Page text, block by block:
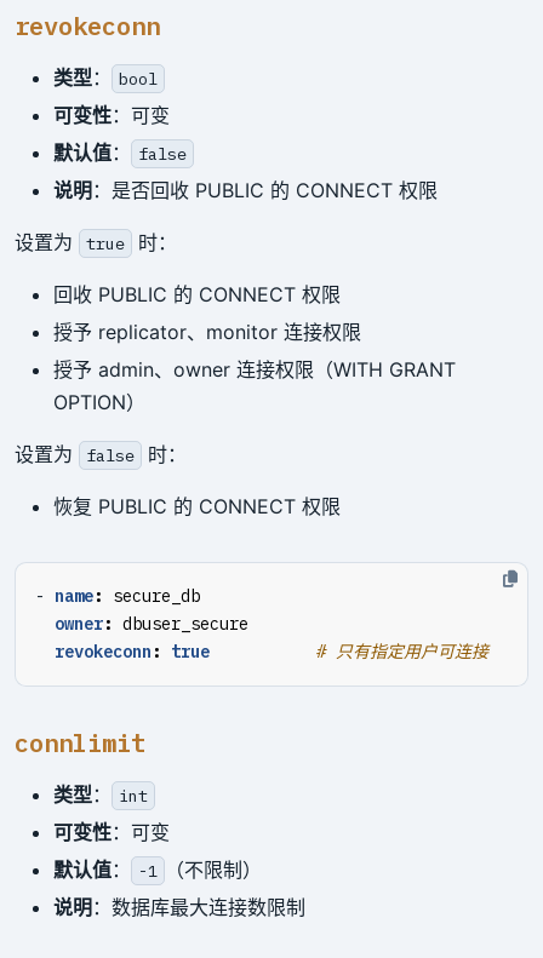
revokeconn
类型 ： bool
可变性：可变
默认值： false
说明：是否回收 PUBLIC 的 CONNECT 权限
设置为 true 时：
回收 PUBLIC 的 CONNECT 权限
授予 replicator、monitor 连接权限
授予 admin、owner 连接权限（WITH GRANT
OPTION）
设置为 false 时：
恢复 PUBLIC 的 CONNECT 权限
- name:
secure_db
owner: dbuser_secure
revokeconn : true # 只有指定用户可连接
connlimit
类型 ： int
可变性：可变
默认值： -1
（不限制）
说明：数据库最大连接数限制